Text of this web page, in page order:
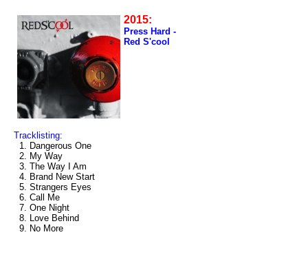
2015:
Press Hard -
Red S'cool
Tracklisting:
1. Dangerous One
2. My Way
3. The Way I Am
4. Brand New Start
5. Strangers Eyes
6. Call Me
7. One Night
8. Love Behind
9. No More